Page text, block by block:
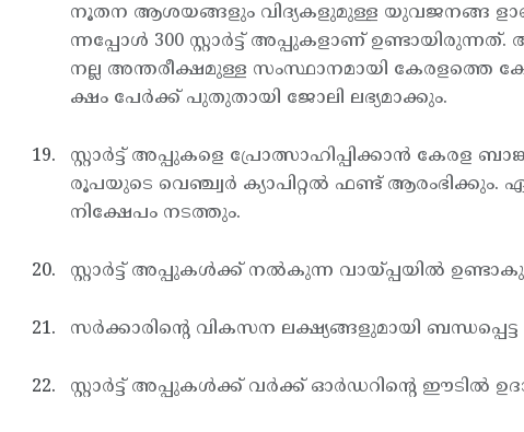
നൂതന ആശയങ്ങളും വിദ്യകളുമുള്ള യുവജനങ്ങ ളാണ്
ന്നപ്പോള്‍ 300 സ്റ്റാര്‍ട്ട് അപ്പുകളാണ്
നല്ല അന്തരീക്ഷമുള്ള സംസ്ഥാനമായി കേരളത്തെ
ക്ഷം പേര്‍ക്ക് പുതുതായി ജോലി ലഭ്യമാക്കും.
സ്റ്റാര്‍ട്ട് അപ്പുകളെ പ്രോത്സാഹിപ്പിക്കാന്‍
രൂപയുടെ വെഞ്ച്വര്‍ ക്യാപിറ്റല്‍ ഫണ്ട് ആരംഭിക്കും.
നിക്ഷേപം നടത്തും.
സ്റ്റാര്‍ട്ട് അപ്പുകള്‍ക്ക് നല്‍കുന്ന വായ്പ്പയില്‍
സര്‍ക്കാരിന്റെ വികസന ലക്ഷ്യങ്ങളുമായി
സ്റ്റാര്‍ട്ട് അപ്പുകള്‍ക്ക് വര്‍ക്ക് ഓര്‍ഡറിന്റെ ഈടില്‍